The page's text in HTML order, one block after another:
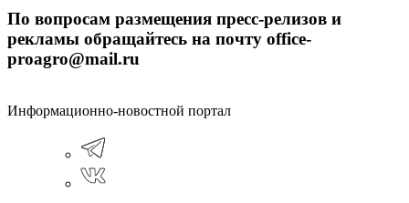
По вопросам размещения пресс-релизов и
рекламы обращайтесь на почту office-
proagro@mail.ru
Информационно-новостной портал